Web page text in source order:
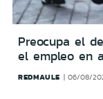
Preocupa el
el empleo en
REDMAULE 06/08/